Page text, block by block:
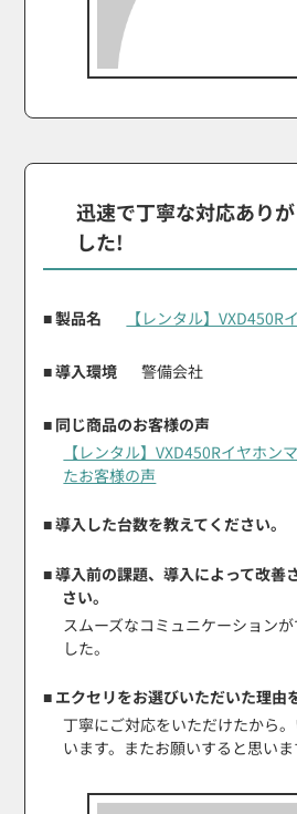
迅速で丁寧な対応あり
した!
■ 製品名 【レンタル】VXD450R
■ 導入環境 警備会社
■ 同じ商品のお客様の声
【レンタル】VXD450Rイヤホン
たお客様の声
■ 導入した台数を教えてください。
■ 導入前の課題、導入によって改善
さい。
スムーズなコミュニケーション
した。
■ エクセリをお選びいただいた理由
丁寧にご対応をいただけたから
います。またお願いすると思いま